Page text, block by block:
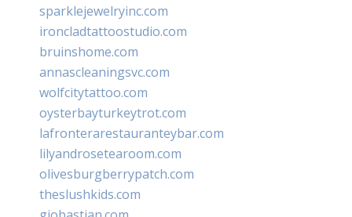
sparklejewelryinc.com
ironcladtattoostudio.com
bruinshome.com
annascleaningsvc.com
wolfcitytattoo.com
oysterbayturkeytrot.com
lafronterarestauranteybar.com
lilyandrosetearoom.com
olivesburgberrypatch.com
theslushkids.com